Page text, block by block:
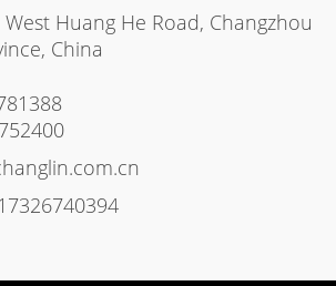
Huang He Road, Changzhou
China